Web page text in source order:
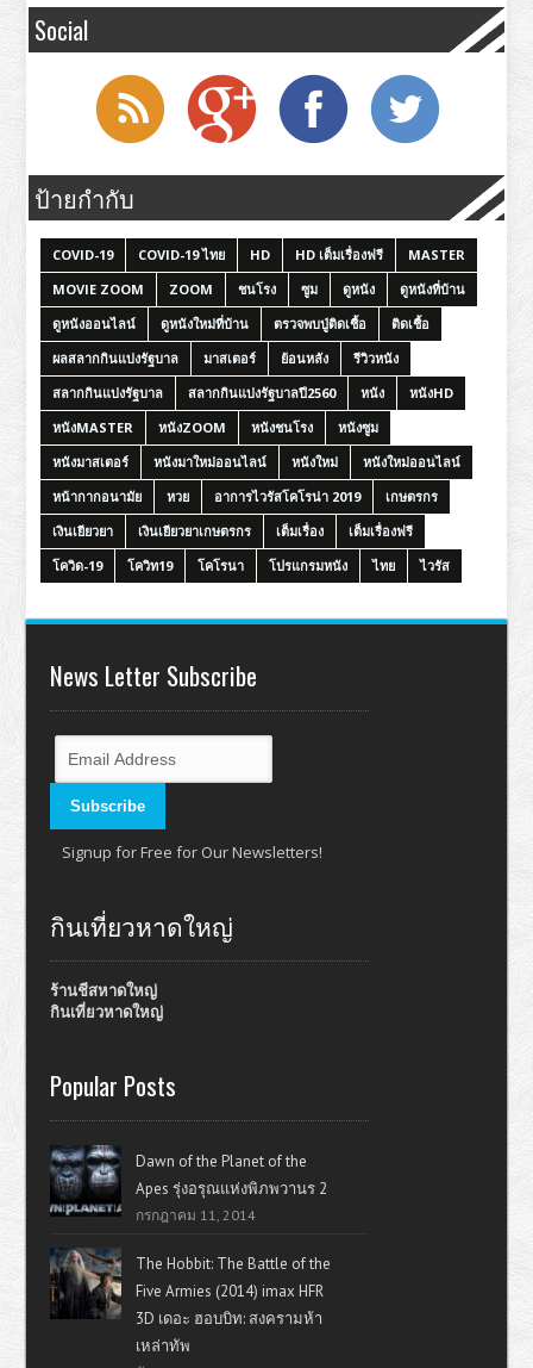
Social
ป้ายกำกับ
COVID-19 COVID-19 ไทย HD HD เต็มเรื่องฟรี
MASTER
MOVIE ZOOM
ZOOM ชนโรง ซูม ดูหนัง
ดูหนังที่บ้าน
ดูหนังออนไลน์
ดูหนังใหม่ที่บ้าน ตรวจพบปู่ติดเชื้อ
ติดเชื้อ
ผลสลากกินแบ่งรัฐบาล
มาสเตอร์ ย้อนหลัง
รีวิวหนัง
สลากกินแบ่งรัฐบาล
สลากกินแบ่งรัฐบาลปี2560 หนัง
หนังHD
หนังMASTER
หนังZOOM หนังชนโรง
หนังซูม
หนังมาสเตอร์
หนังมาใหม่ออนไลน์ หนังใหม่
หนังใหม่ออนไลน์
หน้ากากอนามัย
หวย อาการไวรัสโคโรน่า 2019
เกษตรกร
เงินเยียวยา
เงินเยียวยาเกษตรกร เต็มเรื่อง
เต็มเรื่องฟรี
โควิด-19
โควิท19 โคโรนา โปรแกรมหนัง ไทย ไวรัส
News Letter Subscribe
Signup for Free for Our Newsletters!
กินเที่ยวหาดใหญ่
ร้านชีสหาดใหญ่
กินเที่ยวหาดใหญ่
Popular Posts
Dawn of the Planet of the
Apes รุ่งอรุณแห่งพิภพวานร 2
กรกฎาคม 11, 2014
The Hobbit: The Battle of the
Five Armies (2014) imax HFR
3D เดอะ ฮอบบิท: สงครามห้า
เหล่าทัพ